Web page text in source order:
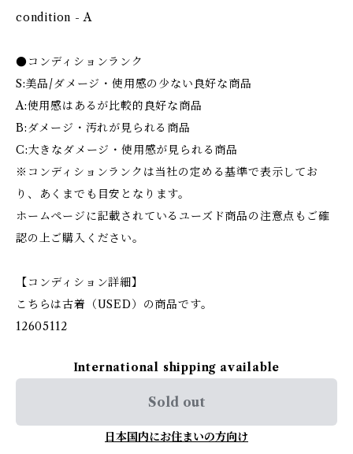
condition - A
●コンディションランク
S:美品/ダメージ・使用感の少ない良好な商品
A:使用感はあるが比較的良好な商品
B:ダメージ・汚れが見られる商品
C:大きなダメージ・使用感が見られる商品
※コンディションランクは当社の定める基準で表示してお
り、あくまでも目安となります。
ホームページに記載されているユーズド商品の注意点もご確
認の上ご購入ください。
【コンディション詳細】
こちらは古着（USED）の商品です。
12605112
International shipping available
Sold out
日本国内にお住まいの方向け